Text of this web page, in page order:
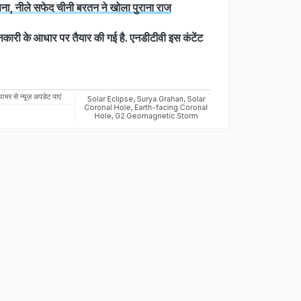
नीले सफेद चीनी बरतन ने खोला पुराना राज
के आधार पर तैयार की गई है. एनडीटीवी इस कंटेंट
से न्यूज़ अपडेट पाएं
Solar Eclipse, Surya Grahan, Solar
Coronal Hole, Earth-facing Coronal
Hole, G2 Geomagnetic Storm